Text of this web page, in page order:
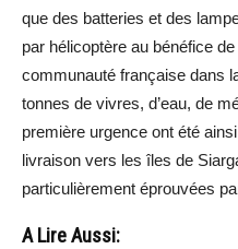
que des batteries et des
par hélicoptère au bénéfice
communauté française dans
tonnes de vivres, d’eau, de
première urgence ont été
livraison vers les îles de
particulièrement éprouvées
A Lire Aussi: